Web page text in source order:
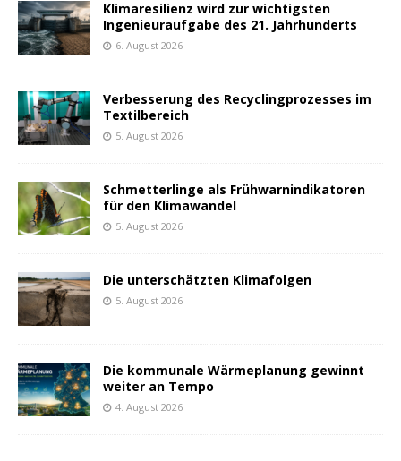
Klimaresilienz wird zur wichtigsten
Ingenieuraufgabe des 21. Jahrhunderts
6. August 2026
Verbesserung des Recyclingprozesses im
Textilbereich
5. August 2026
Schmetterlinge als Frühwarnindikatoren
für den Klimawandel
5. August 2026
Die unterschätzten Klimafolgen
5. August 2026
Die kommunale Wärmeplanung gewinnt
weiter an Tempo
4. August 2026